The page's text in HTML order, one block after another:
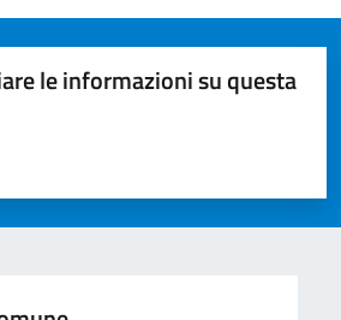
le informazioni su questa
5 stelle su 5
su 5
su 5
5